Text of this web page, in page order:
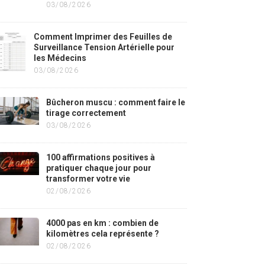
03/08/2026
Comment Imprimer des Feuilles de
Surveillance Tension Artérielle pour
les Médecins
03/08/2026
Bûcheron muscu : comment faire le
tirage correctement
03/08/2026
100 affirmations positives à
pratiquer chaque jour pour
transformer votre vie
02/08/2026
4000 pas en km : combien de
kilomètres cela représente ?
02/08/2026